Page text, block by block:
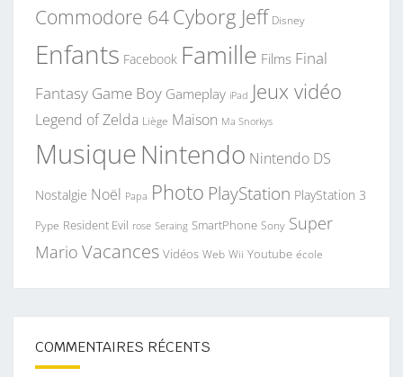
Commodore 64Cyborg Jeff Disney
Enfants Facebook Famille Films Final
Fantasy Game Boy Gameplay iPad Jeux vidéo
Legend of Zelda Liège Maison Ma Snorkys
MusiqueNintendo Nintendo DS
Nostalgie Noël Papa Photo PlayStation PlayStation 3
Pype Resident Evil rose Seraing SmartPhone Sony Super
Mario Vacances Vidéos Web Wii Youtube école
COMMENTAIRES RÉCENTS